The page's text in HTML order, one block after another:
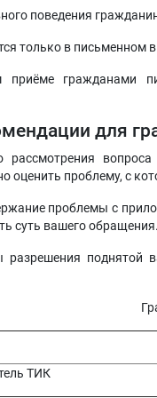
поведения
только в письменном
гражданами
для
рассмотрения
оценить проблему, с
проблемы с
суть вашего обращения.
поднятой
ТИК